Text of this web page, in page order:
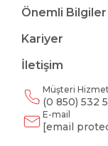
Önemli Bilgiler
Kariyer
İletişim
Müşteri
(0 850) 532
E-mail
[email